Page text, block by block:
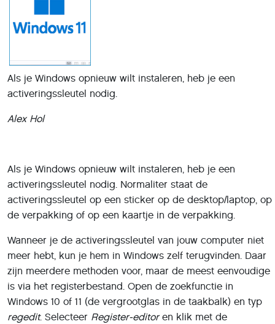
Als je Windows opnieuw wilt instaleren, heb je een
activeringssleutel nodig.
Alex Hol
Als je Windows opnieuw wilt instaleren, heb je een
activeringssleutel nodig. Normaliter staat de
activeringssleutel op een sticker op de desktop/laptop, op
de verpakking of op een kaartje in de verpakking.
Wanneer je de activeringssleutel van jouw computer niet
meer hebt, kun je hem in Windows zelf terugvinden. Daar
zijn meerdere methoden voor, maar de meest eenvoudige
is via het registerbestand. Open de zoekfunctie in
Windows 10 of 11 (de vergrootglas in de taakbalk) en typ
regedit. Selecteer Register-editoren klik met de